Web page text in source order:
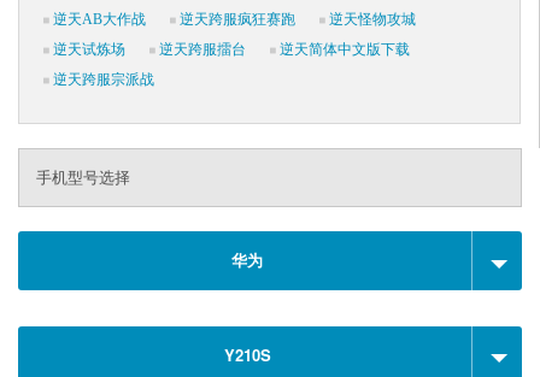
逆天AB大作战
逆天跨服疯狂赛跑
逆天怪物攻城
逆天试炼场
逆天跨服擂台
逆天简体中文版下载
逆天跨服宗派战
手机型号选择
华为
Y210S